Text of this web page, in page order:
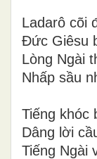
Ladarô cõi
Đức Giêsu
Lòng Ngài
Nhấp sầu
Tiếng khóc
Dâng lời
Tiếng Ngài